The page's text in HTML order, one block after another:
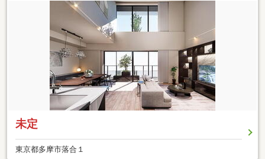
未定
東京都多摩市落合１